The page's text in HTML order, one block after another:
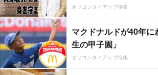
オリコンタイアップ特集
マクドナルドが40年
生の甲子園」
オリコンタイアップ特集